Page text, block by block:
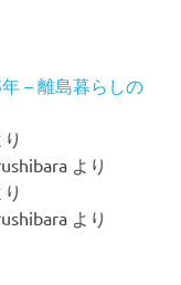
– 離島暮らしの
り
より
り
より